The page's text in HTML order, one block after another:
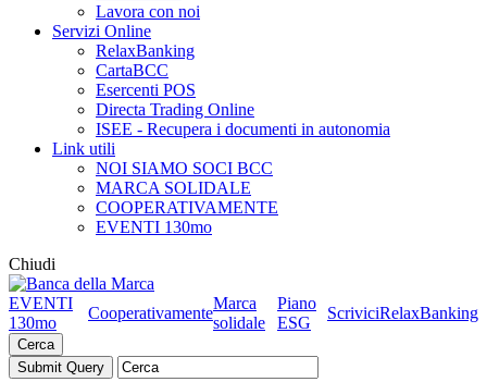
Lavora con noi
Servizi Online
RelaxBanking
CartaBCC
Esercenti POS
Directa Trading Online
ISEE - Recupera i documenti in autonomia
Link utili
NOI SIAMO SOCI BCC
MARCA SOLIDALE
COOPERATIVAMENTE
EVENTI 130mo
Chiudi
EVENTI
130mo
Cooperativamente
Marca
solidale
Piano
ESG
ScriviciRelaxBanking
Cerca